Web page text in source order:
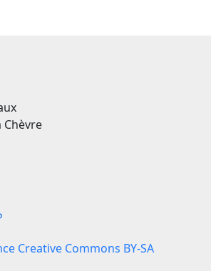
Chèvre
Creative Commons BY-SA